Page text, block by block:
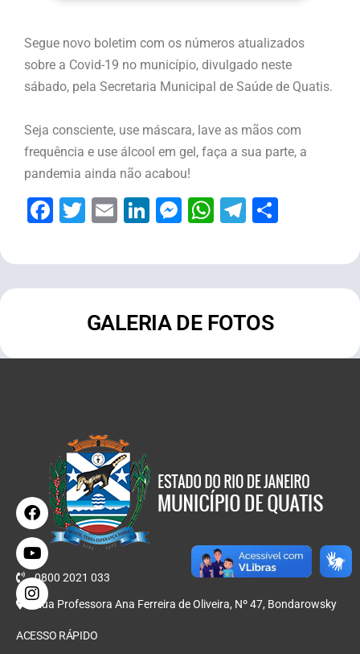
Segue novo boletim com os números atualizados
sobre a Covid-19 no município, divulgado neste
sábado, pela Secretaria Municipal de Saúde de Quatis.
Seja consciente, use máscara, lave as mãos com
frequência e use álcool em gel, faça a sua parte, a
pandemia ainda não acabou!
Facebook
Twitter
EmailLinkedIn
Messenger
WhatsApp
Telegram
GALERIA DE FOTOS
0800 2021 033
Rua Professora Ana Ferreira de Oliveira, Nº 47, Bondarowsky
ACESSO RÁPIDO